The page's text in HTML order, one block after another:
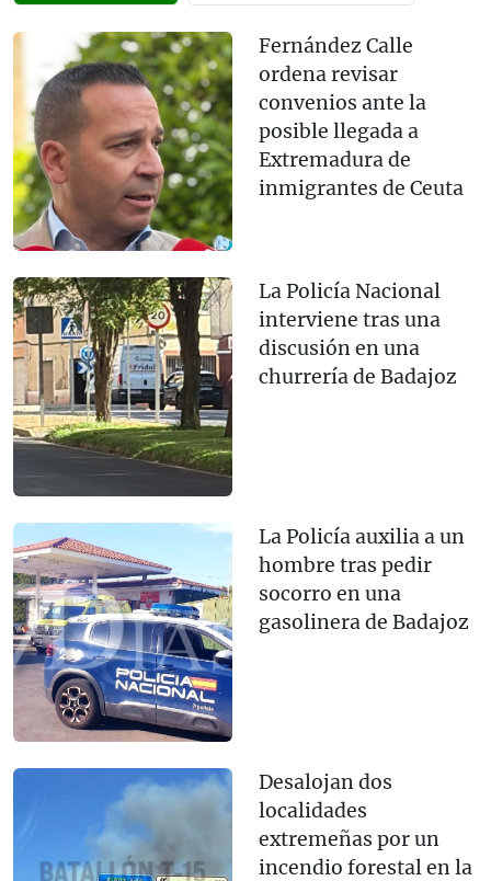
Fernández Calle
ordena revisar
convenios ante la
posible llegada a
Extremadura de
inmigrantes de Ceuta
La Policía Nacional
interviene tras una
discusión en una
churrería de Badajoz
La Policía auxilia a un
hombre tras pedir
socorro en una
gasolinera de Badajoz
Desalojan dos
localidades
extremeñas por un
incendio forestal en la